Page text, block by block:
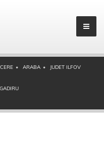
ARABA JUDET ILFOV